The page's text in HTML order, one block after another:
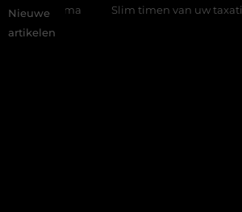
Nieuwe
artikelen
Slim timen van uw taxatie